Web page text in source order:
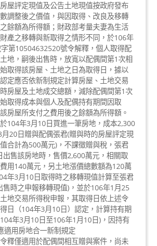
屋評定現值及公告土地現值按政府發布
調整後之價值，與因取得、改良及移轉
餘額為所得額；財政部考量夫妻為生活
產之移轉與新取得之情形不同，於106年
第10504632520號令解釋，個人取得配
地，嗣後出售時，放寬以配偶間第1次相
取得該房屋、土地之日為取得日，據以
定應否依新制規定計算房屋、土地交易
房屋及土地成交總額，減除配偶間第1次
取得成本與個人及配偶持有期間因取
房屋所支付之費用後之餘額為所得額。
104年3月10日買進一筆房地，成本2,300
20日贈與配偶張君(贈與時的房屋評定現
合計為500萬元)，不課徵贈與稅，張君
出售該房地時，售價2,600萬元，相關取
用140萬元，另土地漲價總數額為120萬
年3月10日取得時之移轉現值計算至張君
售時之申報移轉現值)，並於106年1月25
地交易所得稅申報，其取得日依上述令
日（104年3月10日）認定，計算持有期
年3月10日至106年1月10日)，因持有
適用房地合一新制規定
釋僅適用於配偶間相互贈與案件，尚未